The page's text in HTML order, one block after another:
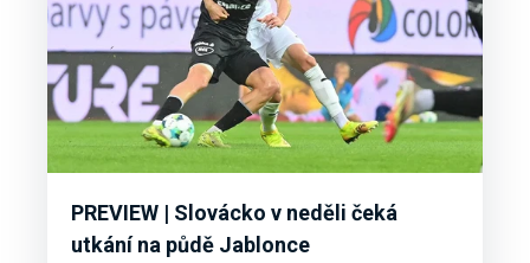
PREVIEW | Slovácko v neděli čeká
utkání na půdě Jablonce